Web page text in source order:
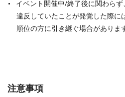
イベント開催中/終了後に関わら
違反していたことが発覚した際に
順位の方に引き継ぐ場合がありま
注意事項